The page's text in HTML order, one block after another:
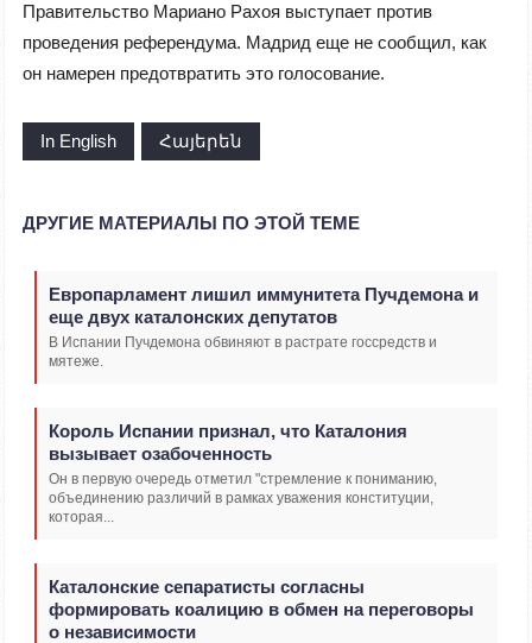
Правительство Мариано Рахоя выступает против
проведения референдума. Мадрид еще не сообщил, как
он намерен предотвратить это голосование.
In English Հայերեն
ДРУГИЕ МАТЕРИАЛЫ ПО ЭТОЙ ТЕМЕ
Европарламент лишил иммунитета Пучдемона и
еще двух каталонских депутатов
В Испании Пучдемона обвиняют в растрате госсредств и
мятеже.
Король Испании признал, что Каталония
вызывает озабоченность
Он в первую очередь отметил "стремление к пониманию,
объединению различий в рамках уважения конституции,
которая...
Каталонские сепаратисты согласны
формировать коалицию в обмен на переговоры
о независимости